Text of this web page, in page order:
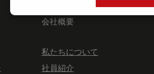
会社概要
私たちについて
社員紹介